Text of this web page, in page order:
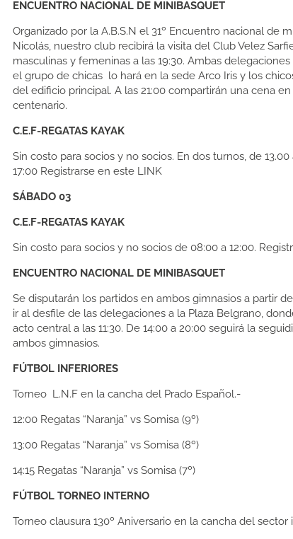
ENCUENTRO NACIONAL DE MINIBASQUET
Organizado por la A.B.S.N el 31º Encuentro nacional de
Nicolás, nuestro club recibirá la visita del Club Velez
masculinas y femeninas a las 19:30. Ambas
el grupo de chicas lo hará en la sede Arco Iris y los
del edificio principal. A las 21:00 compartirán una cena
centenario.
C.E.F-REGATAS KAYAK
Sin costo para socios y no socios. En dos turnos, de 13.00
17:00 Registrarse en este LINK
SÁBADO 03
C.E.F-REGATAS KAYAK
Sin costo para socios y no socios de 08:00 a 12:00.
ENCUENTRO NACIONAL DE MINIBASQUET
Se disputarán los partidos en ambos gimnasios a partir
ir al desfile de las delegaciones a la Plaza Belgrano,
acto central a las 11:30. De 14:00 a 20:00 seguirá la
ambos gimnasios.
FÚTBOL INFERIORES
Torneo L.N.F en la cancha del Prado Español.-
12:00 Regatas “Naranja” vs Somisa (9º)
13:00 Regatas “Naranja” vs Somisa (8º)
14:15 Regatas “Naranja” vs Somisa (7º)
FÚTBOL TORNEO INTERNO
Torneo clausura 130º Aniversario en la cancha del sector